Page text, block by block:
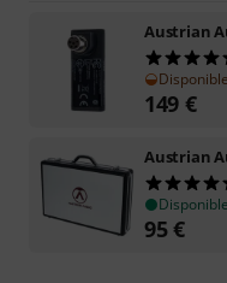
Austrian
149 €
Austrian
95€